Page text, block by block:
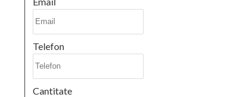
Telefon
Cantitate